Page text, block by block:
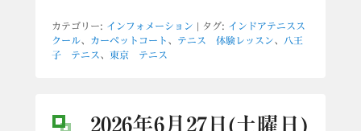
カテゴリー: インフォメーション | タグ: インドアテニスス
クール、 カーペットコート 、 テニス 体験レッスン、
八王
子 テニス 、 東京 テニス
2026年6月27日(土曜日)